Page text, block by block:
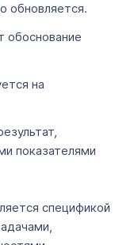
обновляется.
обоснование
на
показателями
спецификой